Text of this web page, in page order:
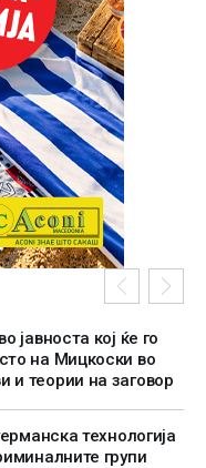
јавноста кој ќе го
на Мицкоски во
теории на заговор
технологија
групи